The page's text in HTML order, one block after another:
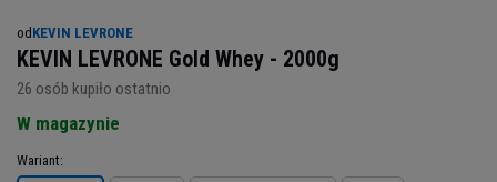
od KEVIN LEVRONE
KEVIN LEVRONE Gold Whey - 2000g
26 osób kupiło ostatnio
W magazynie
Wariant